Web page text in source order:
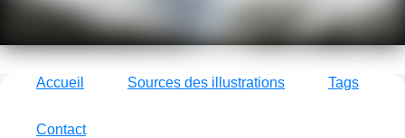
Accueil Sources des illustrations Tags
Contact